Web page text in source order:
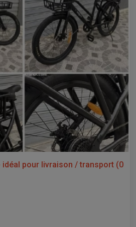
pour livraison / transport (0